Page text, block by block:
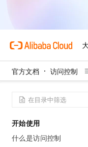
官方文档 访问控制
开始使用
什么是访问控制